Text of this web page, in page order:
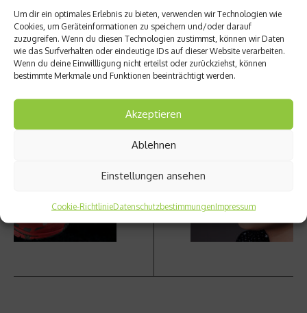
Um dir ein optimales Erlebnis zu bieten, verwenden wir Technologien wie
Cookies, um Geräteinformationen zu speichern und/oder darauf
zuzugreifen. Wenn du diesen Technologien zustimmst, können wir Daten
wie das Surfverhalten oder eindeutige IDs auf dieser Website verarbeiten.
Wenn du deine Einwillligung nicht erteilst oder zurückziehst, können
bestimmte Merkmale und Funktionen beeinträchtigt werden.
Akzeptieren
Ablehnen
Einstellungen ansehen
Cookie-RichtlinieDatenschutzbestimmungenImpressum
info@tirol.at,www.tirol.at
Beitrag teilen
Der XT
S-LAB
Wie
d sind
mmis?